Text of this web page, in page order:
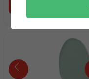
F.V